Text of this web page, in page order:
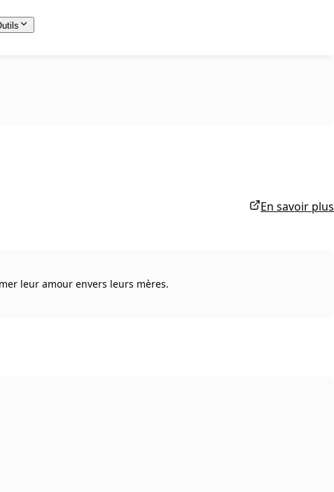
En savoir plus
leur amour envers leurs mères.